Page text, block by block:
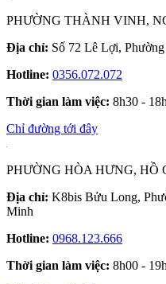
PHƯỜNG THÀNH VINH,
Địa chỉ: Số 72 Lê Lợi,
Hotline: 0356.072.072
Thời gian làm việc: 8h30 - 18h
Chỉ đường tới đây
PHƯỜNG HÒA HƯNG, HỒ
Địa chỉ: K8bis Bửu Long,
Minh
Hotline: 0968.123.666
Thời gian làm việc: 8h00 - 19h